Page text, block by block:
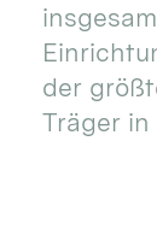
der
Träger in